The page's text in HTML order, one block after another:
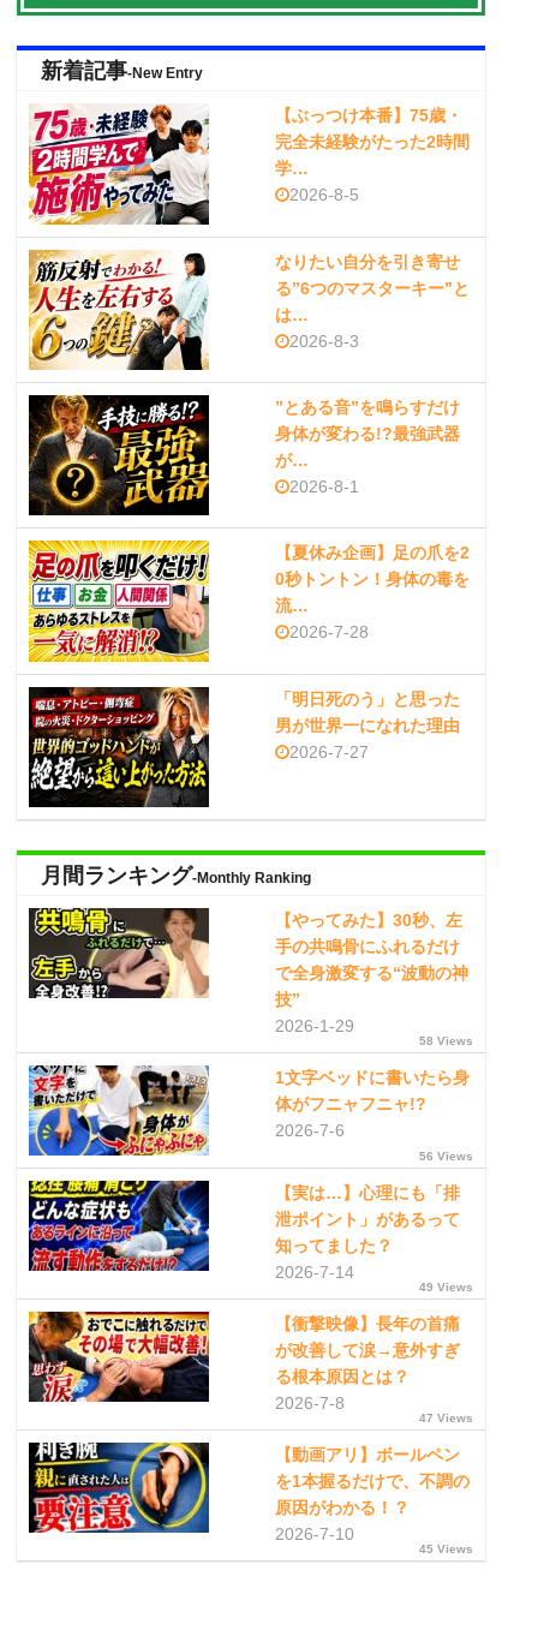
新着記事-New Entry
【ぶっつけ本番】75歳・
完全未経験がたった2時間
学…
2026-8-5
なりたい自分を引き寄せ
る”6つのマスターキー”と
は…
2026-8-3
”とある音”を鳴らすだけ
身体が変わる!?最強武器
が…
2026-8-1
【夏休み企画】足の爪を2
0秒トントン！身体の毒を
流…
2026-7-28
「明日死のう」と思った
男が世界一になれた理由
2026-7-27
月間ランキング-Monthly Ranking
【やってみた】30秒、左
手の共鳴骨にふれるだけ
で全身激変する“波動の神
技”
2026-1-29
58 Views
1文字ベッドに書いたら身
体がフニャフニャ!?
2026-7-6
56 Views
【実は…】心理にも「排
泄ポイント」があるって
知ってました？
2026-7-14
49 Views
【衝撃映像】長年の首痛
が改善して涙→意外すぎ
る根本原因とは？
2026-7-8
47 Views
【動画アリ】ボールペン
を1本握るだけで、不調の
原因がわかる！？
2026-7-10
45 Views